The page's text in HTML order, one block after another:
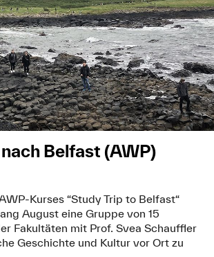
Belfast (AWP)
Kurses “Study Trip to Belfast“
August eine Gruppe von 15
Fakultäten mit Prof. Svea Schauffler
Geschichte und Kultur vor Ort zu